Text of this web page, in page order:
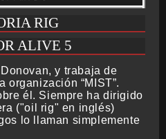
RIG
ALIVE 5
y trabaja de
organización “MIST”.
él. Siempre ha dirigido
("oil rig" en inglés)
lo llaman simplemente